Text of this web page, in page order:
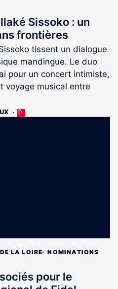
Sissoko : un
frontières
tissent un dialogue
mandingue. Le duo
pour un concert intimiste,
voyage musical entre
Cet
LA LOIRE
NOMINATIONS
pour le